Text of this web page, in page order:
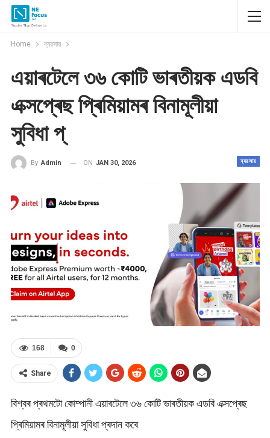
Home ব্যৱসায়
এয়াৰটেলে ৩৬ কোটি ভাৰতীয়ক এডবি
এক্সপ্ৰেছ প্ৰিমিয়ামৰ বিনামূলীয়া
সুবিধা প্
ব্যৱসায়
By Admin ON JAN 30, 2026
0
168
Share
বিশ্বৰ প্ৰথমটো কোম্পানী এয়াৰটেলে ৩৬ কোটি ভাৰতীয়ক এডবি এক্সপ্ৰেছ
প্ৰিমিয়ামৰ বিনামূলীয়া সুবিধা প্ৰদান কৰে